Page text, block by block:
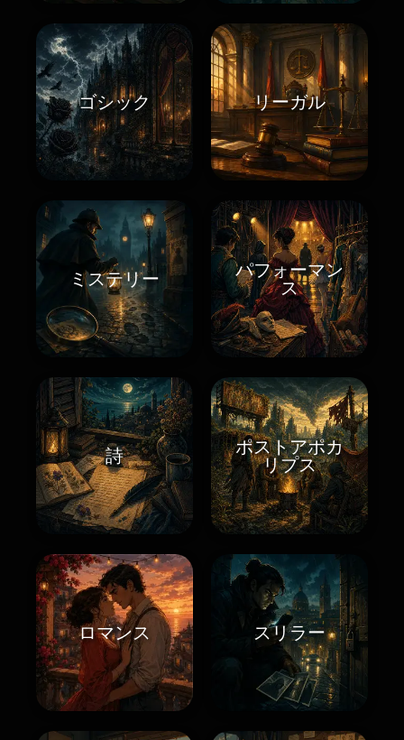
ゴシック リーガル
ミステリー
パフォーマン
ス
詩
ポストアポカ
リプス
ロマンス スリラー